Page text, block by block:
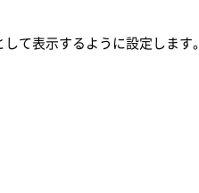
て表示するように設定します。